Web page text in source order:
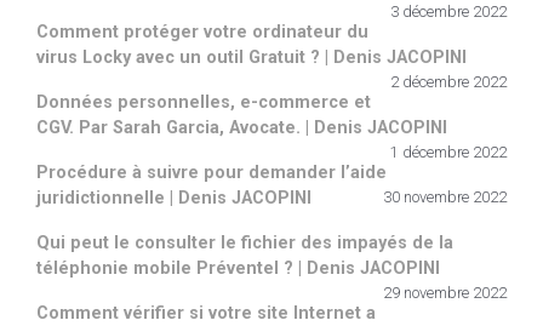
3 décembre 2022
Comment protéger votre ordinateur du
virus Locky avec un outil Gratuit ? | Denis JACOPINI
2 décembre 2022
Données personnelles, e-commerce et
CGV. Par Sarah Garcia, Avocate. | Denis JACOPINI
1 décembre 2022
Procédure à suivre pour demander l’aide
juridictionnelle | Denis JACOPINI
30 novembre 2022
Qui peut le consulter le fichier des impayés de la
téléphonie mobile Préventel ? | Denis JACOPINI
29 novembre 2022
Comment vérifier si votre site Internet a